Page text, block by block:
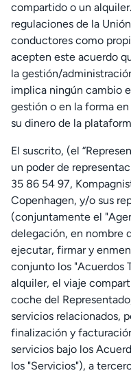
compartido o un
regulaciones de la
conductores como
acepten este acuerdo
la gestión/
implica ningún cambio
gestión o en la forma
su dinero de la
El suscrito, (el
un poder de
35 86 54 97,
Copenhagen, y/o sus
(conjuntamente el
delegación, en nombre
ejecutar, firmar y
conjunto los "Acuerdos
alquiler, el viaje
coche del
servicios relacionados,
finalización y
servicios bajo los
los "Servicios"), a